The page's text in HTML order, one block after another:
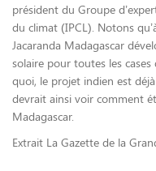
président du Groupe
du climat (IPCL). Notons
Jacaranda Madagascar
solaire pour toutes les
quoi, le projet indien est
devrait ainsi voir comment
Madagascar.
Extrait La Gazette de la